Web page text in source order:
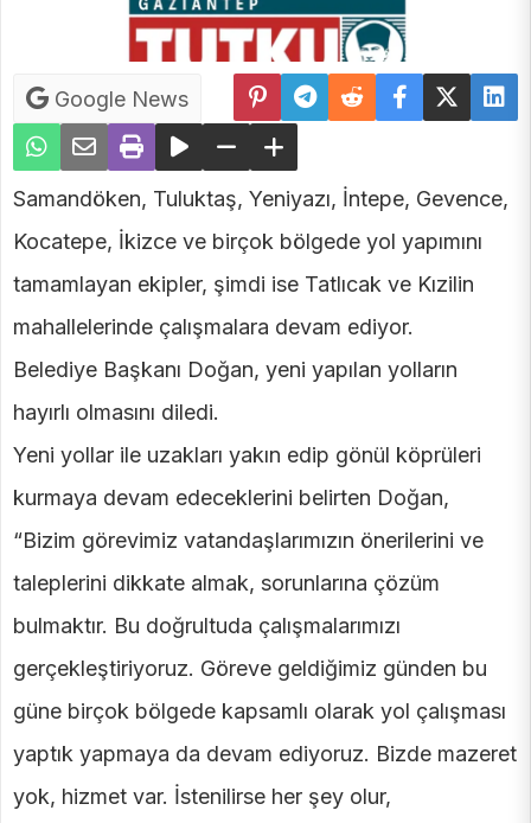
Google News
Samandöken, Tuluktaş, Yeniyazı, İntepe, Gevence,
Kocatepe, İkizce ve birçok bölgede yol yapımını
tamamlayan ekipler, şimdi ise Tatlıcak ve Kızilin
mahallelerinde çalışmalara devam ediyor.
Belediye Başkanı Doğan, yeni yapılan yolların
hayırlı olmasını diledi.
Yeni yollar ile uzakları yakın edip gönül köprüleri
kurmaya devam edeceklerini belirten Doğan,
“Bizim görevimiz vatandaşlarımızın önerilerini ve
taleplerini dikkate almak, sorunlarına çözüm
bulmaktır. Bu doğrultuda çalışmalarımızı
gerçekleştiriyoruz. Göreve geldiğimiz günden bu
güne birçok bölgede kapsamlı olarak yol çalışması
yaptık yapmaya da devam ediyoruz. Bizde mazeret
yok, hizmet var. İstenilirse her şey olur,